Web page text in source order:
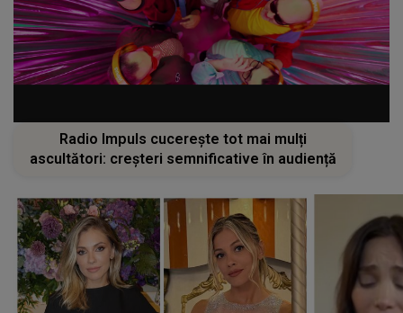
Radio Impuls cucerește tot mai mulți
ascultători: creșteri semnificative în audiență